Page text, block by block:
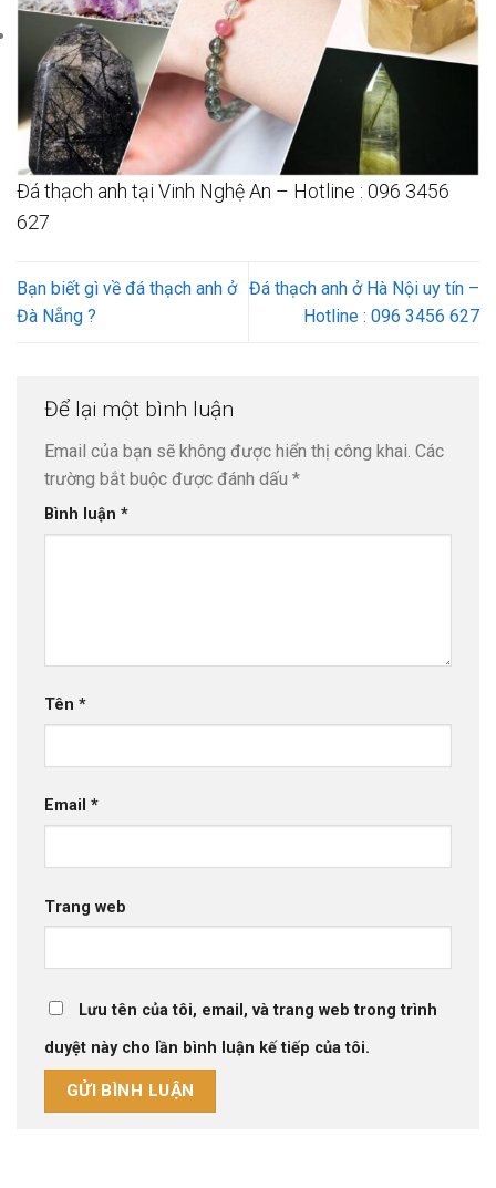
Đá thạch anh tại Vinh Nghệ An – Hotline : 096 3456
627
Bạn biết gì về đá thạch anh ở
Đà Nẵng ?
Đá thạch anh ở Hà Nội uy tín –
Hotline : 096 3456 627
Để lại một bình luận
Email của bạn sẽ không được hiển thị công khai. Các
trường bắt buộc được đánh dấu *
Bình luận *
Tên *
Email *
Trang web
Lưu tên của tôi, email, và trang web trong trình
duyệt này cho lần bình luận kế tiếp của tôi.